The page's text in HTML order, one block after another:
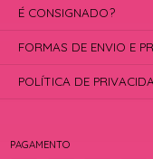
PAGAMENTO
É CONSIGNADO?
FORMAS DE ENVIO E
POLÍTICA DE